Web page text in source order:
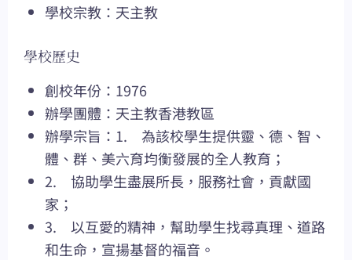
學校宗教：天主教
學校歷史
創校年份：1976
辦學團體：天主教香港教區
辦學宗旨：1. 為該校學生提供靈、德、智、
體、群、美六育均衡發展的全人教育；
2. 協助學生盡展所長，服務社會，貢獻國
家；
3. 以互愛的精神，幫助學生找尋真理、道路
和生命，宣揚基督的福音。